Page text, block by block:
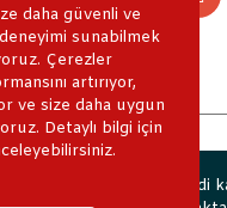
daha güvenli ve
sunabilmek
Çerezler
artırıyor,
ve size daha uygun
Detaylı bilgi için
Hakları Saklıdır. Kredi